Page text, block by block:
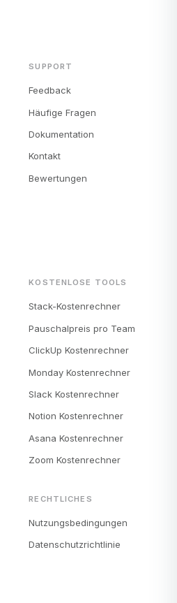
SUPPORT
Feedback
Häufige Fragen
Dokumentation
Kontakt
Bewertungen
KOSTENLOSE TOOLS
Stack-Kostenrechner
Pauschalpreis pro Team
ClickUp Kostenrechner
Monday Kostenrechner
Slack Kostenrechner
Notion Kostenrechner
Asana Kostenrechner
Zoom Kostenrechner
RECHTLICHES
Nutzungsbedingungen
Datenschutzrichtlinie